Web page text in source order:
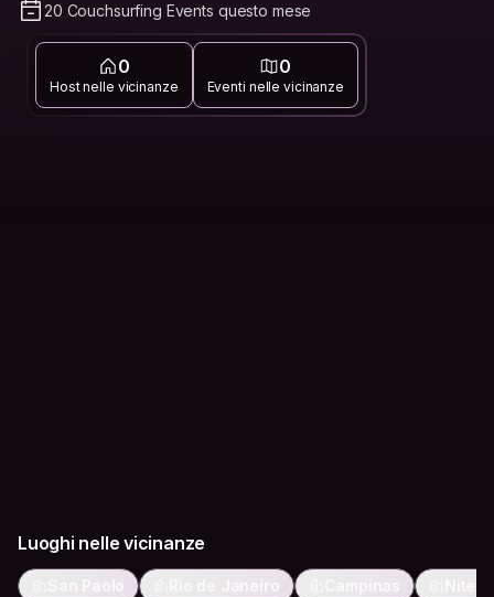
20 Couchsurfing Events questo mese
0
Host nelle vicinanze
0
Eventi nelle vicinanze
Luoghi nelle vicinanze
San Paolo Rio de Janeiro Campinas